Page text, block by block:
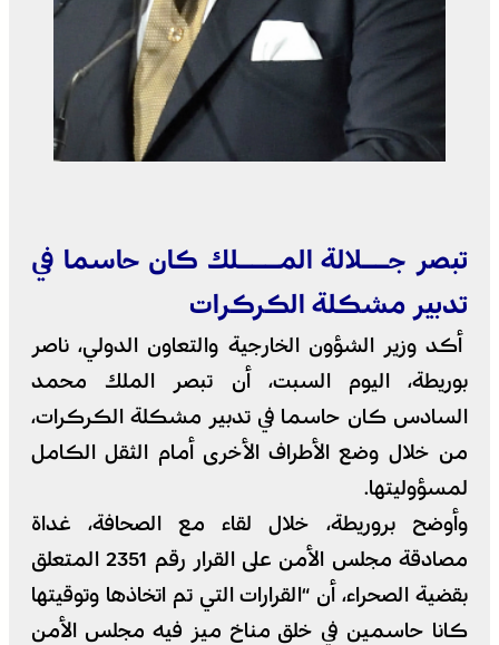
تبصر جــلالة المـــلك كان حاسما في
تدبير مشكلة الكركرات
أكد وزير الشؤون الخارجية والتعاون الدولي، ناصر
بوريطة، اليوم السبت، أن تبصر الملك محمد
السادس كان حاسما في تدبير مشكلة الكركرات،
من خلال وضع الأطراف الأخرى أمام الثقل الكامل
لمسؤوليتها.
وأوضح بروريطة، خلال لقاء مع الصحافة، غداة
مصادقة مجلس الأمن على القرار رقم 2351 المتعلق
بقضية الصحراء، أن “القرارات التي تم اتخاذها وتوقيتها
كانا حاسمين في خلق مناخ ميز فيه مجلس الأمن